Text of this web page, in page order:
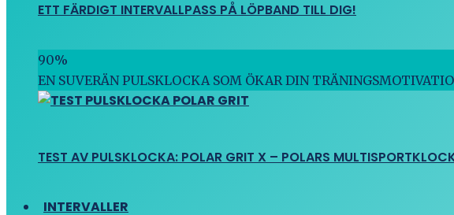
ETT FÄRDIGT INTERVALLPASS PÅ LÖPBAND TILL DIG!
90%
EN SUVERÄN PULSKLOCKA SOM ÖKAR DIN
TEST AV PULSKLOCKA: POLAR GRIT X – POLARS
INTERVALLER